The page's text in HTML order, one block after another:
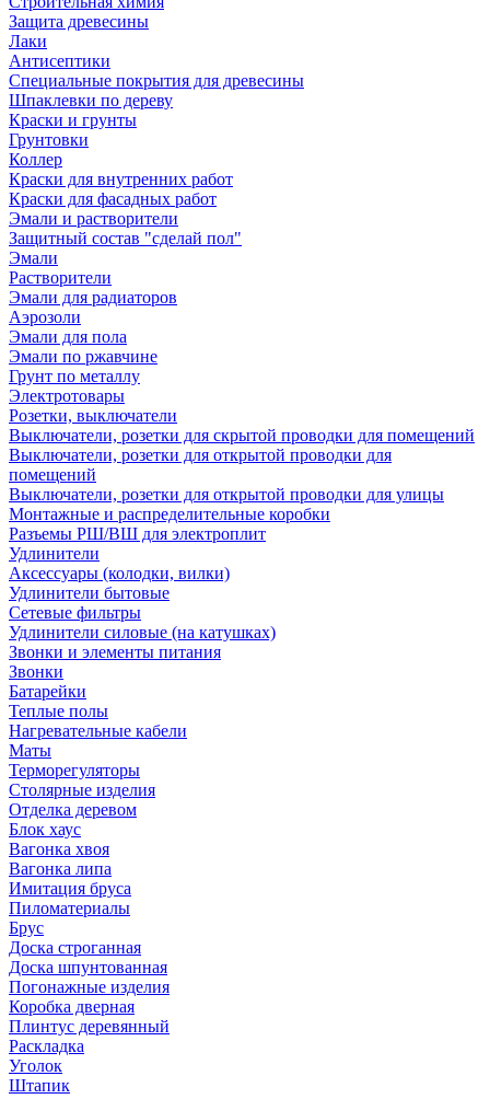
Защита древесины
Лаки
Антисептики
Специальные покрытия для древесины
Шпаклевки по дереву
Краски и грунты
Грунтовки
Коллер
Краски для внутренних работ
Краски для фасадных работ
Эмали и растворители
Защитный состав "сделай пол"
Эмали
Растворители
Эмали для радиаторов
Аэрозоли
Эмали для пола
Эмали по ржавчине
Грунт по металлу
Электротовары
Розетки, выключатели
Выключатели, розетки для скрытой проводки для помещений
Выключатели, розетки для открытой проводки для
помещений
Выключатели, розетки для открытой проводки для улицы
Монтажные и распределительные коробки
Разъемы РШ/ВШ для электроплит
Удлинители
Аксессуары (колодки, вилки)
Удлинители бытовые
Сетевые фильтры
Удлинители силовые (на катушках)
Звонки и элементы питания
Звонки
Батарейки
Теплые полы
Нагревательные кабели
Маты
Терморегуляторы
Столярные изделия
Отделка деревом
Блок хаус
Вагонка хвоя
Вагонка липа
Имитация бруса
Пиломатериалы
Брус
Доска строганная
Доска шпунтованная
Погонажные изделия
Коробка дверная
Плинтус деревянный
Раскладка
Уголок
Штапик